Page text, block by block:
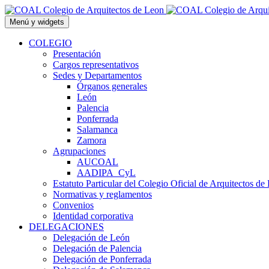
Saltar
al
contenido
Menú y widgets
COLEGIO
Presentación
Cargos representativos
Sedes y Departamentos
Órganos generales
León
Palencia
Ponferrada
Salamanca
Zamora
Agrupaciones
AUCOAL
AADIPA_CyL
Estatuto Particular del Colegio Oficial de Arquitectos de
Normativas y reglamentos
Convenios
Identidad corporativa
DELEGACIONES
Delegación de León
Delegación de Palencia
Delegación de Ponferrada